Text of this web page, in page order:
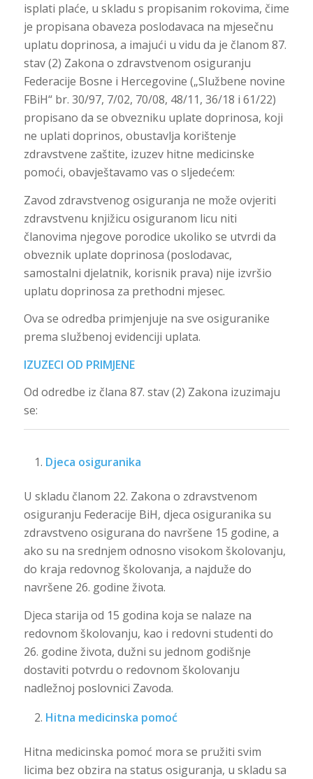
isplati plaće, u skladu s propisanim rokovima, čime
je propisana obaveza poslodavaca na mjesečnu
uplatu doprinosa, a imajući u vidu da je članom 87.
stav (2) Zakona o zdravstvenom osiguranju
Federacije Bosne i Hercegovine („Službene novine
FBiH“ br. 30/97, 7/02, 70/08, 48/11, 36/18 i 61/22)
propisano da se obvezniku uplate doprinosa, koji
ne uplati doprinos, obustavlja korištenje
zdravstvene zaštite, izuzev hitne medicinske
pomoći, obavještavamo vas o sljedećem:
Zavod zdravstvenog osiguranja ne može ovjeriti
zdravstvenu knjižicu osiguranom licu niti
članovima njegove porodice ukoliko se utvrdi da
obveznik uplate doprinosa (poslodavac,
samostalni djelatnik, korisnik prava) nije izvršio
uplatu doprinosa za prethodni mjesec.
Ova se odredba primjenjuje na sve osiguranike
prema službenoj evidenciji uplata.
IZUZECI OD PRIMJENE
Od odredbe iz člana 87. stav (2) Zakona izuzimaju
se:
Djeca osiguranika
U skladu članom 22. Zakona o zdravstvenom
osiguranju Federacije BiH, djeca osiguranika su
zdravstveno osigurana do navršene 15 godine, a
ako su na srednjem odnosno visokom školovanju,
do kraja redovnog školovanja, a najduže do
navršene 26. godine života.
Djeca starija od 15 godina koja se nalaze na
redovnom školovanju, kao i redovni studenti do
26. godine života, dužni su jednom godišnje
dostaviti potvrdu o redovnom školovanju
nadležnoj poslovnici Zavoda.
Hitna medicinska pomoć
Hitna medicinska pomoć mora se pružiti svim
licima bez obzira na status osiguranja, u skladu sa